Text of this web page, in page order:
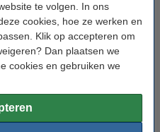
te volgen. In ons
cookies, hoe ze werken en
Klik op accepteren om
Dan plaatsen we
cookies en gebruiken we